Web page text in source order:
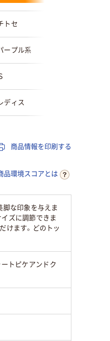
トセ
ープル系
ディス
商品情報を印刷する
品環境スコアとは
脚な印象を与えま
ズに調節できま
けます。どのトッ
トピケアンドク